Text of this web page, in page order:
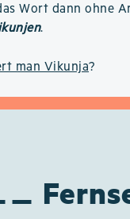
Wort dann ohne
.
man Vikunja?